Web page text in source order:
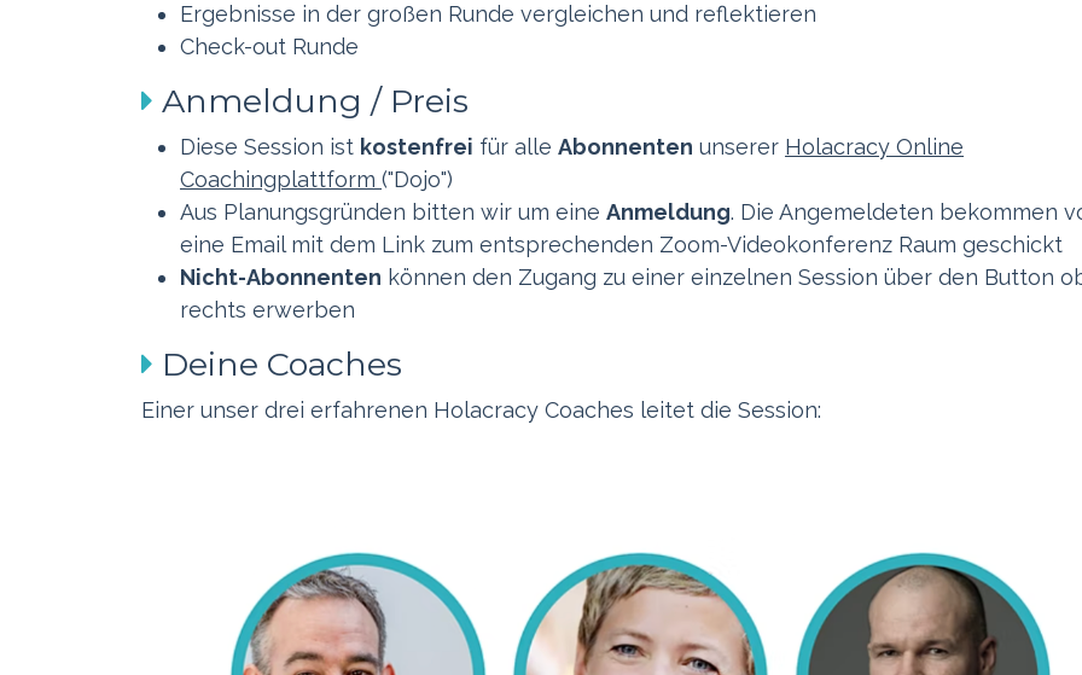
Ergebnisse in der großen Runde vergleichen und reflektieren
Check-out Runde
Anmeldung / Preis
Diese Session ist kostenfrei für alle Abonnenten unserer Holacracy Online
Coachingplattform ("Dojo")
Aus Planungsgründen bitten wir um eine Anmeldung. Die Angemeldeten bekommen
eine Email mit dem Link zum entsprechenden Zoom-Videokonferenz Raum geschickt
Nicht-Abonnenten können den Zugang zu einer einzelnen Session über den Button
rechts erwerben
Deine Coaches
Einer unser drei erfahrenen Holacracy Coaches leitet die Session: